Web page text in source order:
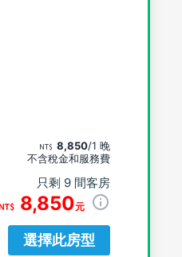
8,850/1 晚
不含稅金和服務費
只剩 9 間客房
8,850元
選擇此房型